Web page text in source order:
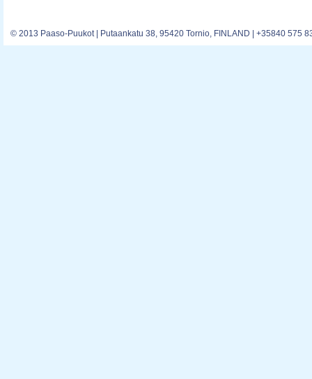
© 2013 Paaso-Puukot | Putaankatu 38, 95420 Tornio, FINLAND | +35840 575